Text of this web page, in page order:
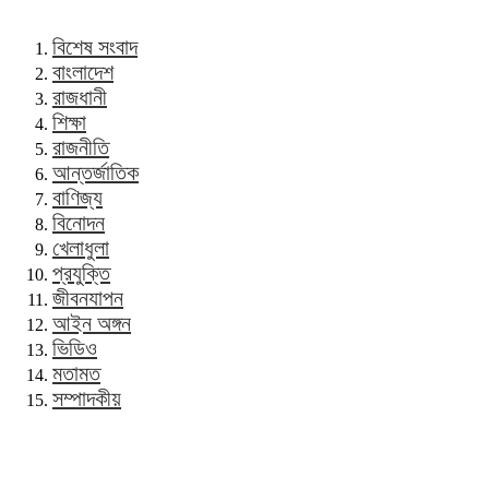
বিশেষ সংবাদ
বাংলাদেশ
রাজধানী
শিক্ষা
রাজনীতি
আন্তর্জাতিক
বাণিজ্য
বিনোদন
খেলাধুলা
প্রযুক্তি
জীবনযাপন
আইন অঙ্গন
ভিডিও
মতামত
সম্পাদকীয়